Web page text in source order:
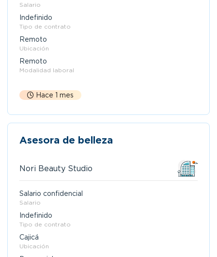
Salario
Indefinido
Tipo de contrato
Remoto
Ubicación
Remoto
Modalidad laboral
Hace 1 mes
Asesora de belleza
Nori Beauty Studio
Salario confidencial
Salario
Indefinido
Tipo de contrato
Cajicá
Ubicación